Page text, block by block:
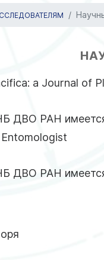
a Journal of
ДВО РАН
ДВО РАН